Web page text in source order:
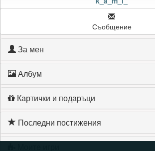
Съобщение
За мен
Албум
Картички и подаръци
Последни постижения